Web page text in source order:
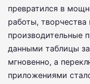
превратился в
работы,
производительные
данными таблицы
мгновенно, а
приложениями